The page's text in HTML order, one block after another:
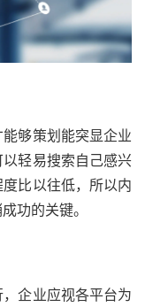
够策划能突显企业
轻易搜索自己感兴
比以往低，所以内
功的关键。
企业应视各平台为